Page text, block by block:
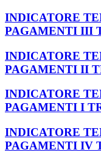
INDICATORE
PAGAMENTI III
INDICATORE
PAGAMENTI II
INDICATORE
PAGAMENTI I
INDICATORE
PAGAMENTI IV